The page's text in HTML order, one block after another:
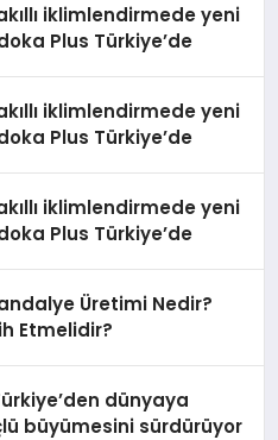
iklimlendirmede yeni
Plus Türkiye’de
iklimlendirmede yeni
Plus Türkiye’de
iklimlendirmede yeni
Plus Türkiye’de
Üretimi Nedir?
Etmelidir?
dünyaya
büyümesini sürdürüyor